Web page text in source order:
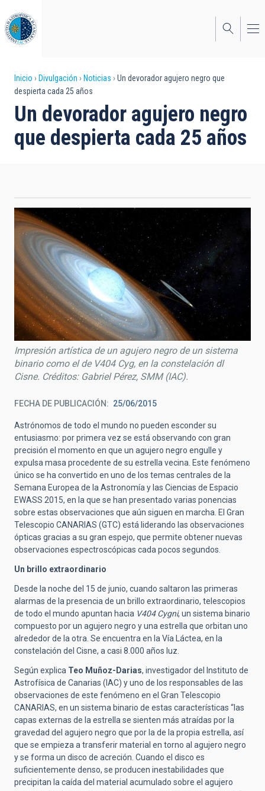
al
contenido
principal
Sobrescribir
enlaces
de
ayuda
navegación
Inicio Divulgación Noticias
Un devorador agujero negro que
despierta cada 25 años
Un devorador agujero negro
que despierta cada 25 años
Impresión artística de un agujero negro de un sistema
binario como el de V404 Cyg, en la constelación dl
Cisne. Créditos: Gabriel Pérez, SMM (IAC).
FECHA DE PUBLICACIÓN 25/06/2015
Astrónomos de todo el mundo no pueden esconder su
entusiasmo: por primera vez se está observando con gran
precisión el momento en que un agujero negro engulle y
expulsa masa procedente de su estrella vecina. Este fenómeno
único se ha convertido en uno de los temas centrales de la
Semana Europea de la Astronomía y las Ciencias de Espacio
EWASS 2015, en la que se han presentado varias ponencias
sobre estas observaciones que aún siguen en marcha. El Gran
Telescopio CANARIAS (GTC) está liderando las observaciones
ópticas gracias a su gran espejo, que permite obtener nuevas
observaciones espectroscópicas cada pocos segundos.
Un brillo extraordinario
Desde la noche del 15 de junio, cuando saltaron las primeras
alarmas de la presencia de un brillo extraordinario, telescopios
de todo el mundo apuntan hacia V404 Cygni, un sistema binario
compuesto por un agujero negro y una estrella que orbitan uno
alrededor de la otra. Se encuentra en la Vía Láctea, en la
constelación del Cisne, a casi 8.000 años luz.
Según explica Teo Muñoz-Darias, investigador del Instituto de
Astrofísica de Canarias (IAC) y uno de los responsables de las
observaciones de este fenómeno en el Gran Telescopio
CANARIAS, en un sistema binario de estas características “las
capas externas de la estrella se sienten más atraídas por la
gravedad del agujero negro que por la de la propia estrella, así
que se empieza a transferir material en torno al agujero negro
y se forma un disco de acreción. Cuando el disco es
suficientemente denso, se producen inestabilidades que
precipitan la caída del material acumulado sobre el agujero